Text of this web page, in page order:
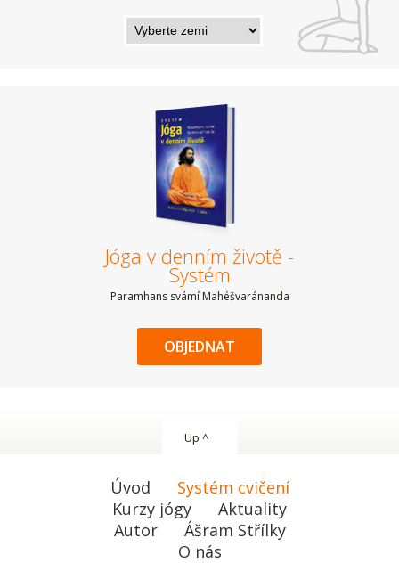
Jóga v denním životě -
Systém
Paramhans svámí Mahéšvaránanda
OBJEDNAT
Up ^
Úvod
Systém cvičení
Kurzy jógy
Aktuality
Autor
Ášram Střílky
O nás